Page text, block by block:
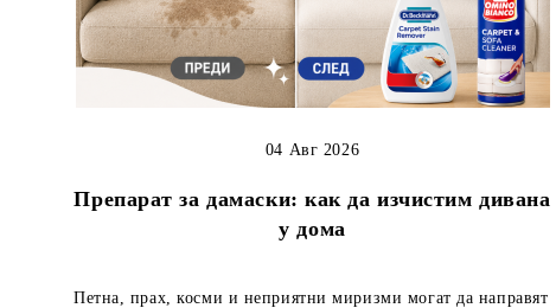
Препарат за дамаски: как да изчистим дивана
у дома
04 Авг 2026
Петна, прах, косми и неприятни миризми могат да направят